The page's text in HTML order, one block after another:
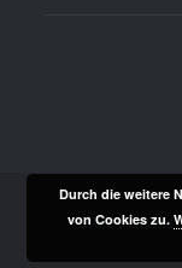
Stolz
Durch die weitere
von Cookies zu.